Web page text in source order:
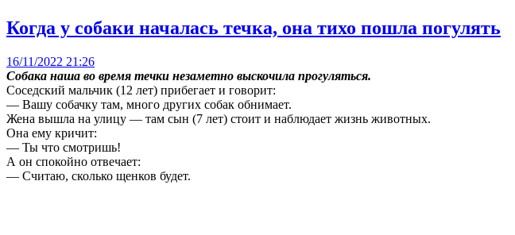
Когда у собаки началась течка, она тихо пошла погулять
16/11/2022 21:26
Собака наша во время течки незаметно выскочила прогуляться.
Соседский мальчик (12 лет) прибегает и говорит:
— Вашу собачку там, много других собак обнимает.
Жена вышла на улицу — там сын (7 лет) стоит и наблюдает жизнь животных.
Она ему кричит:
— Ты что смотришь!
А он спокойно отвечает:
— Считаю, сколько щенков будет.